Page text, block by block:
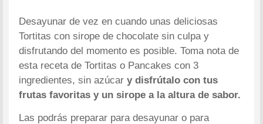
Desayunar de vez en cuando unas deliciosas
Tortitas con sirope de chocolate sin culpa y
disfrutando del momento es posible. Toma nota de
esta receta de Tortitas o Pancakes con 3
ingredientes, sin azúcary disfrútalo con tus
frutas favoritas y un sirope a la altura de sabor.
Las podrás preparar para desayunar o para